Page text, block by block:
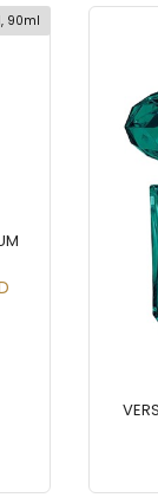
90ml